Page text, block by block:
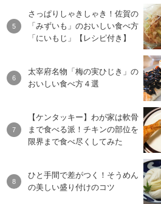
さっぱりしゃきしゃき！佐賀の
「みずいも」のおいしい食べ方
「にいもじ」【レシピ付き】
太宰府名物「梅の実ひじき」の
おいしい食べ方４選
【ケンタッキー】わが家は軟骨
まで食べる派！チキンの部位を
限界まで食べ尽くしてみた
ひと手間で差がつく！そうめん
の美しい盛り付けのコツ